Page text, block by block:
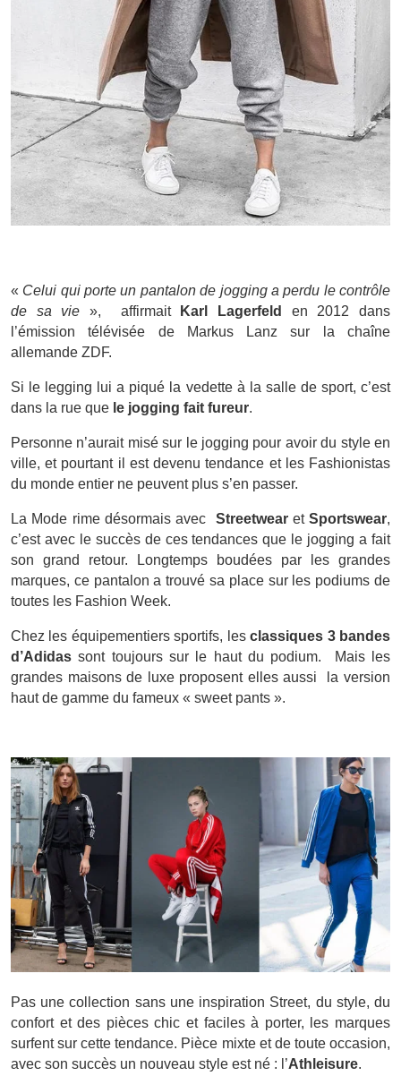
« Celui qui porte un pantalon de jogging a perdu le contrôle
de sa vie », affirmaitKarl Lagerfeld
en 2012 dans
l’émission télévisée de Markus Lanz sur la chaîne
allemande ZDF.
Si le legging lui a piqué la vedette à la salle de sport, c’est
dans la rue que le jogging fait fureur.
Personne n’aurait misé sur le jogging pour avoir du style en
ville, et pourtant il est devenu tendance et les Fashionistas
du monde entier ne peuvent plus s’en passer.
La Mode rime désormais avec Streetwearet Sportswear,
c’est avec le succès de ces tendances que le jogging a fait
son grand retour. Longtemps boudées par les grandes
marques, ce pantalon a trouvé sa place sur les podiums de
toutes les Fashion Week.
Chez les équipementiers sportifs, lesclassiques 3 bandes
d’Adidas sont toujours sur le haut du podium. Mais les
grandes maisons de luxe proposent elles aussi la version
haut de gamme du fameux « sweet pants ».
Pas une collection sans une inspiration Street, du style, du
confort et des pièces chic et faciles à porter, les marques
surfent sur cette tendance. Pièce mixte et de toute occasion,
avec son succès un nouveau style est né : l’Athleisure.